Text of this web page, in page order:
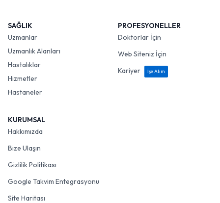
SAĞLIK
Uzmanlar
Uzmanlık Alanları
Hastalıklar
Hizmetler
Hastaneler
PROFESYONELLER
Doktorlar İçin
Web Siteniz İçin
Kariyer
İşe Alım
KURUMSAL
Hakkımızda
Bize Ulaşın
Gizlilik Politikası
Google Takvim Entegrasyonu
Site Haritası